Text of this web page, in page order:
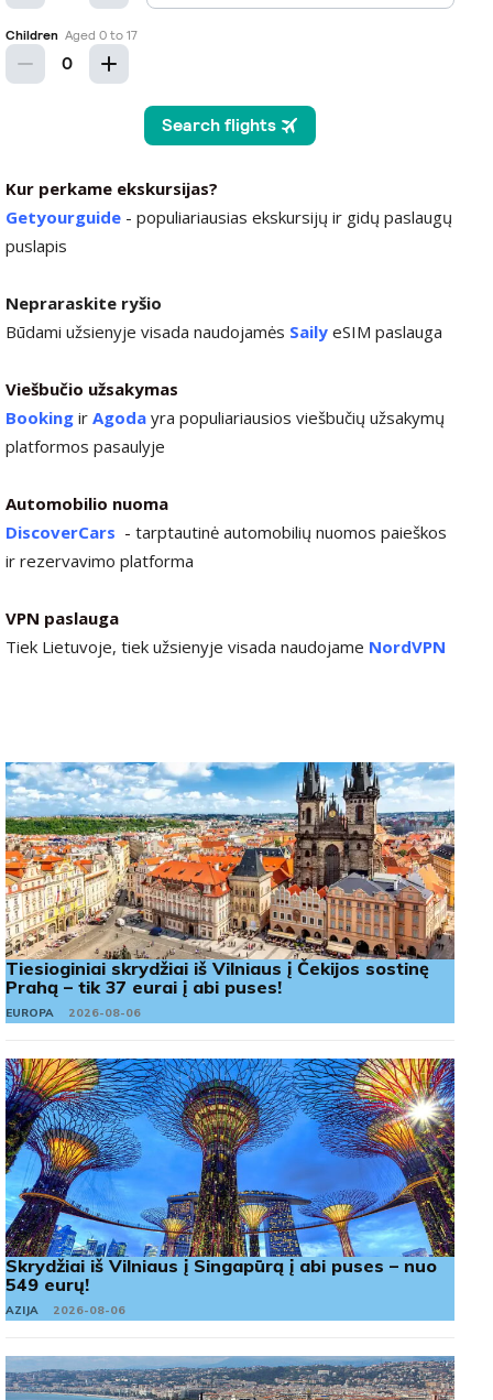
Kur perkame ekskursijas?
Getyourguide - populiariausias ekskursijų ir gidų paslaugų
puslapis
Nepraraskite ryšio
Būdami užsienyje visada naudojamės Saily eSIM paslauga
Viešbučio užsakymas
Booking ir Agoda yra populiariausios viešbučių užsakymų
platformos pasaulyje
Automobilio nuoma
DiscoverCars - tarptautinė automobilių nuomos paieškos
ir rezervavimo platforma
VPN paslauga
Tiek Lietuvoje, tiek užsienyje visada naudojame NordVPN
Tiesioginiai skrydžiai iš Vilniaus į Čekijos sostinę
Prahą – tik 37 eurai į abi puses!
EUROPA 2026-08-06
Skrydžiai iš Vilniaus į Singapūrą į abi puses – nuo
549 eurų!
AZIJA 2026-08-06